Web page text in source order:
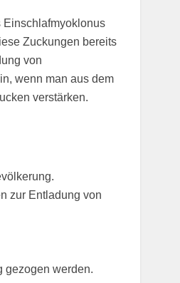
Zuckungen bereits
von
wenn man aus dem
verstärken.
zur Entladung von
gezogen werden.